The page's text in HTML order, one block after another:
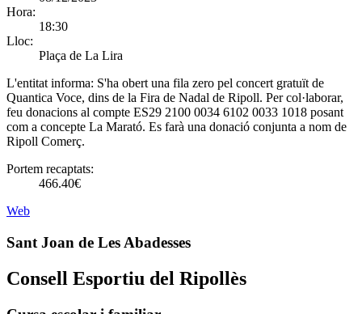
Hora:
18:30
Lloc:
Plaça de La Lira
L'entitat informa: S'ha obert una fila zero pel concert gratuït de
Quantica Voce, dins de la Fira de Nadal de Ripoll. Per col·laborar,
feu donacions al compte ES29 2100 0034 6102 0033 1018 posant
com a concepte La Marató. Es farà una donació conjunta a nom de
Ripoll Comerç.
Portem recaptats:
466.40€
Web
Sant Joan de Les Abadesses
Consell Esportiu del Ripollès